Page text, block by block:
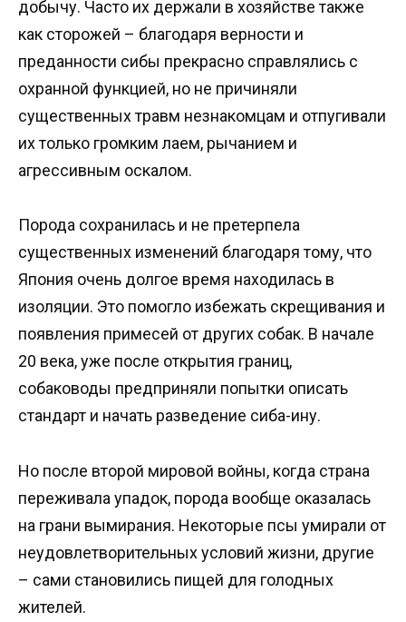
добычу. Часто их держали в хозяйстве также
как сторожей – благодаря верности и
преданности сибы прекрасно справлялись с
охранной функцией, но не причиняли
существенных травм незнакомцам и отпугивали
их только громким лаем, рычанием и
агрессивным оскалом.
Порода сохранилась и не претерпела
существенных изменений благодаря тому, что
Япония очень долгое время находилась в
изоляции. Это помогло избежать скрещивания и
появления примесей от других собак. В начале
20 века, уже после открытия границ,
собаководы предприняли попытки описать
стандарт и начать разведение сиба-ину.
Но после второй мировой войны, когда страна
переживала упадок, порода вообще оказалась
на грани вымирания. Некоторые псы умирали от
неудовлетворительных условий жизни, другие
– сами становились пищей для голодных
жителей.